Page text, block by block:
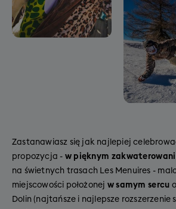
Zastanawiasz się jak najlepiej
propozycja - w pięknym
na świetnych trasach Les Menuires -
miejscowości położonej w samym sercu
Dolin (najtańsze i najlepsze rozszerzenie